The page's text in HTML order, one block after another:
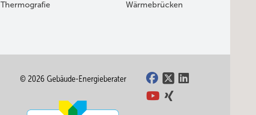
Thermografie Wärmebrücken
© 2026 Gebäude-Energieberater